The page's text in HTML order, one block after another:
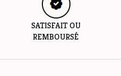
SATISFAIT OU
REMBOURSÉ